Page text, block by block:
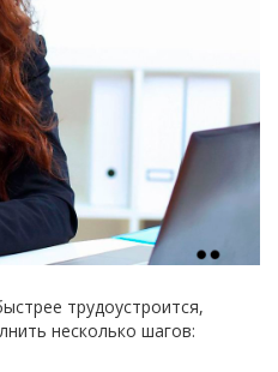
трудоустроится,
несколько шагов: